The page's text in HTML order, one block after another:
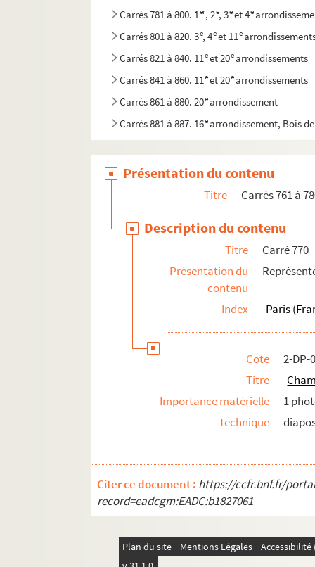
Carrés 781 à 800. 1er, 2e, 3eet 4e
Carrés 801 à 820. 3e, 4eet 11e
Carrés 821 à 840. 11eet 20earrondissements
Carrés 841 à 860. 11eet 20earrondissements
Carrés 861 à 880. 20earrondissement
Carrés 881 à 887. 16earrondissement, Bois
Présentation du contenu
Titre Carrés 761 à
Description du contenu
Titre
Carré 770
Présentation du
contenu
Index Paris
Cote
2-DP-
Titre
Importance matérielle
1
Technique
Citer ce document : https://ccfr.bnf.fr/
record=eadcgm:EADC:b1827061
Plan du site Mentions Légales